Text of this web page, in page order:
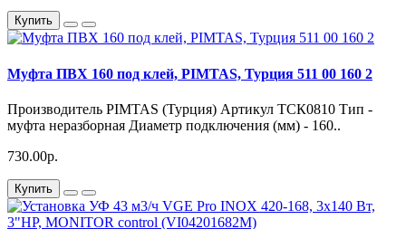
Купить
Муфта ПВХ 160 под клей, PIMTAS, Турция 511 00 160 2
Производитель PIMTAS (Турция) Артикул ТСК0810 Тип -
муфта неразборная Диаметр подключения (мм) - 160..
730.00р.
Купить